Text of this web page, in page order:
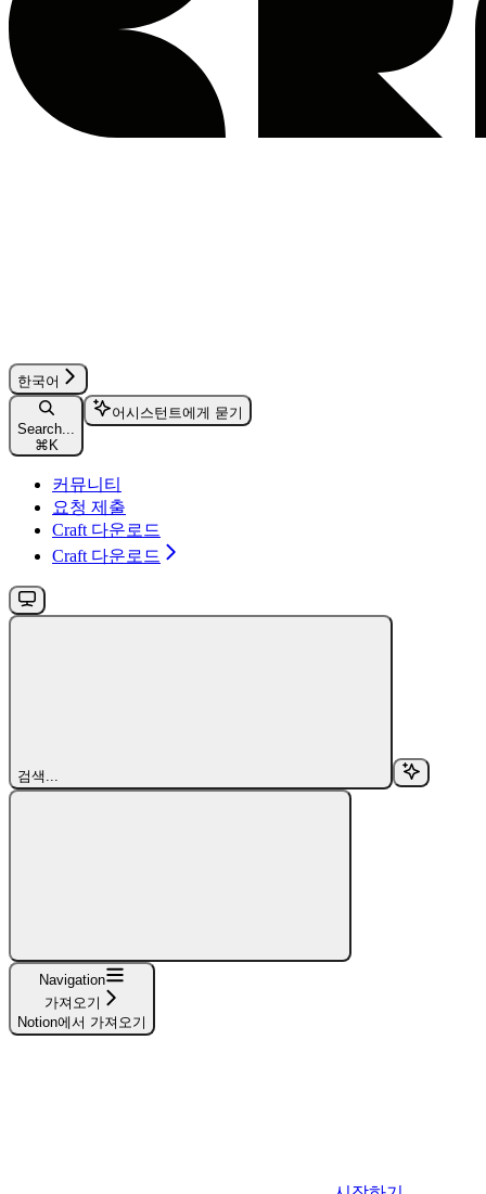
한국어
Search...
⌘K
어시스턴트에게 묻기
커뮤니티
요청 제출
Craft 다운로드
Craft 다운로드
검색...
Navigation
가져오기
Notion에서 가져오기